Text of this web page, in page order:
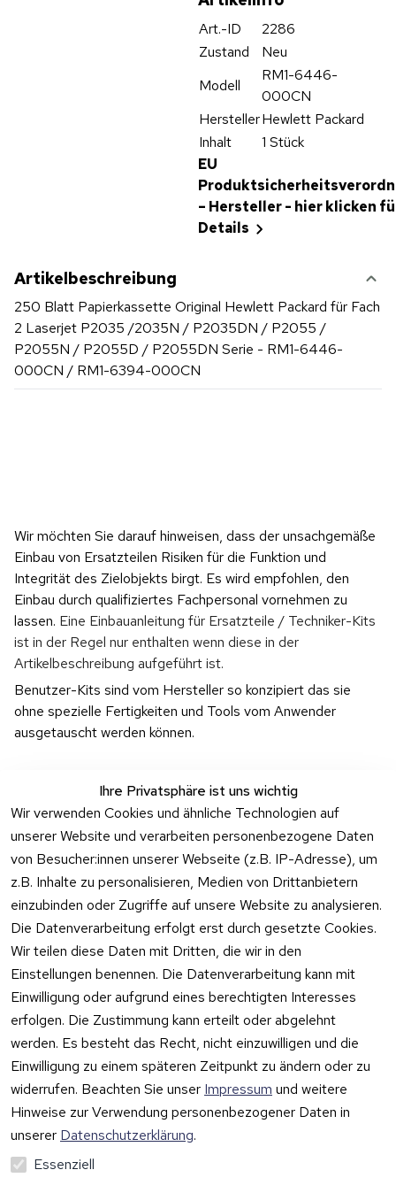
Art.-ID
2286
Zustand
Neu
Modell
RM1-6446-
000CN
HerstellerHewlett Packard
Inhalt
1 Stück
EU
– Hersteller - hier klicken
Details
Artikelbeschreibung
250 Blatt Papierkassette Original Hewlett Packard für Fach
2 Laserjet P2035 /2035N / P2035DN / P2055 /
P2055N / P2055D / P2055DN Serie - RM1-6446-
000CN / RM1-6394-000CN
Wir möchten Sie darauf hinweisen, dass der unsachgemäße
Einbau von Ersatzteilen Risiken für die Funktion und
Integrität des Zielobjekts birgt. Es wird empfohlen, den
Einbau durch qualifiziertes Fachpersonal vornehmen zu
lassen. Eine Einbauanleitung für Ersatzteile / Techniker-Kits
ist in der Regel nur enthalten wenn diese in der
Artikelbeschreibung aufgeführt ist.
Benutzer-Kits sind vom Hersteller so konzipiert das sie
ohne spezielle Fertigkeiten und Tools vom Anwender
ausgetauscht werden können.
Ihre Privatsphäre ist uns wichtig
Wir verwenden Cookies und ähnliche Technologien auf
unserer Website und verarbeiten personenbezogene Daten
von Besucher:innen unserer Webseite (z.B. IP-Adresse), um
z.B. Inhalte zu personalisieren, Medien von Drittanbietern
einzubinden oder Zugriffe auf unsere Website zu analysieren.
Die Datenverarbeitung erfolgt erst durch gesetzte Cookies.
Wir teilen diese Daten mit Dritten, die wir in den
Einstellungen benennen. Die Datenverarbeitung kann mit
Einwilligung oder aufgrund eines berechtigten Interesses
erfolgen. Die Zustimmung kann erteilt oder abgelehnt
werden. Es besteht das Recht, nicht einzuwilligen und die
Einwilligung zu einem späteren Zeitpunkt zu ändern oder zu
widerrufen. Beachten Sie unser Impressum und weitere
Hinweise zur Verwendung personenbezogener Daten in
unserer Datenschutzerklärung.
Essenziell
Rechtliches
AGB
Impressum
Datenschutzer
klärung
Barrierefreiheit
serklärung
Widerrufsbeleh
rung
Retoureninfo
Vertrag
widerrufen
Kontakt
Prilux Print
Solutions
Wilhem-
Leuschner-Str.
19
Rödermark
Tel.: 06074
Email:
info@prilux-
Support
Hersteller
Fehlermeldung
Druckqualität
Wartungskit
Roller-
Diagramm
Ersatzteile
aus eigenen
Lagerbestan
d
Zahlung
und
Versand
Versandpaus
chale 5,95